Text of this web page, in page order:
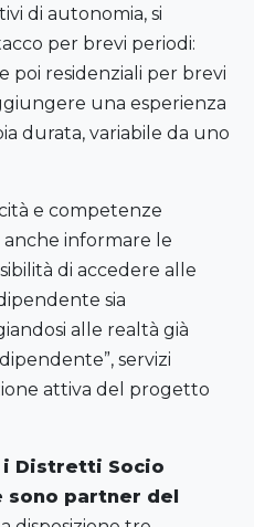
di autonomia, si
per brevi periodi:
poi residenziali per brevi
una esperienza
durata, variabile da uno
e competenze
informare le
di accedere alle
sia
alle realtà già
servizi
attiva del progetto
i Distretti Socio
sono partner del